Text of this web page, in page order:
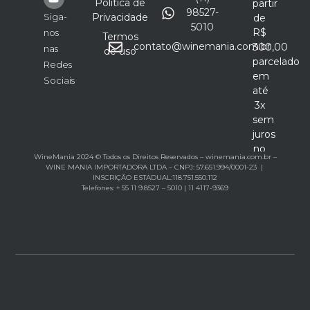
Siga-
nos
nas
Redes
Sociais
Política de
Privacidade
Termos
de uso
98527-
5010
contato@winemania.com.br
partir
de
R$
300,00
parcelado
em
até
3x
sem
juros
no
cartão
WineMania 2024 © Todos os Direitos Reservados – winemania.com.br –
WINE MANIA IMPORTADORA LTDA – CNPJ: 57.651.994/0001-23 |
INSCRIÇÃO ESTADUAL:118.751.550.112
Telefones: + 55 11 9.8527 – 5010 | 11 4117-9369